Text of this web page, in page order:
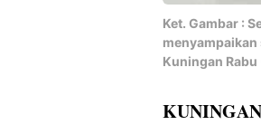
Ket. Gambar :
Kuningan